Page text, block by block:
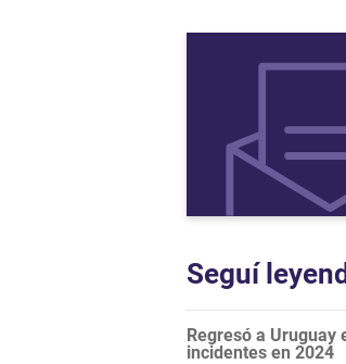
Seguí
Regresó a
incidentes en 2024